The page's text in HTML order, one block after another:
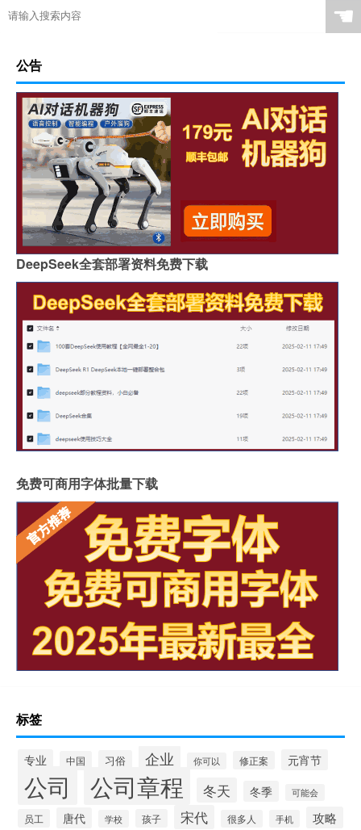
☚
公告
DeepSeek全套部署资料免费下载
免费可商用字体批量下载
标签
专业 中国 习俗 企业 你可以 修正案 元宵节
公司 公司章程 冬天 冬季 可能会
员工 唐代 学校 孩子 宋代 很多人 手机 攻略